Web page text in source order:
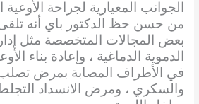
الجوانب المعيارية لجراحة
من حسن حظ الدكتور باي أنه تلقى
بعض المجالات المتخصصة مثل
الدموية الدماغية ، وإعادة بناء
في الأطراف المصابة بمرض تصلب
والسكري ، ومرض الانسداد